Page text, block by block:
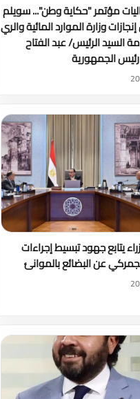
مؤتمر "حكاية وطن"... سويلم
وزارة الموارد المائية والري
السيد الرئيس/ عبد الفتاح
الجمهورية
يتابع جهود تبسيط إجراءات
عن البضائع بالموانئ